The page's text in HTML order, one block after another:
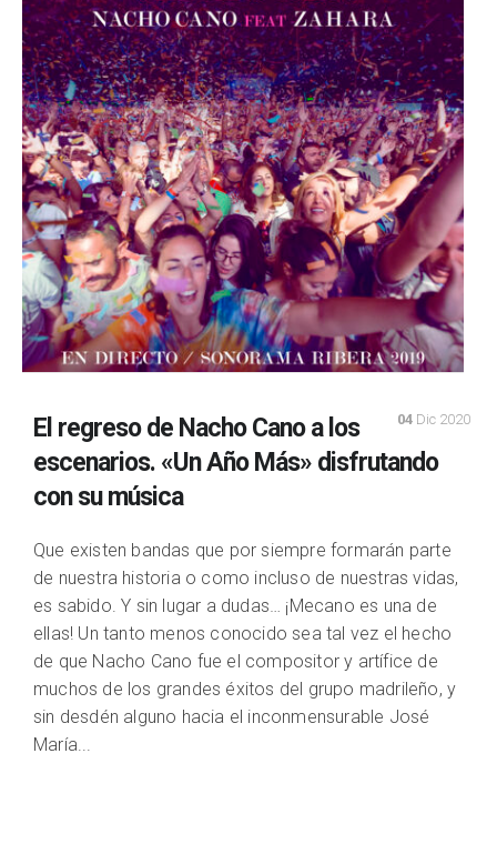
04 Dic 2020
El regreso de Nacho Cano a los
escenarios. «Un Año Más» disfrutando
con su música
Que existen bandas que por siempre formarán parte
de nuestra historia o como incluso de nuestras vidas,
es sabido. Y sin lugar a dudas… ¡Mecano es una de
ellas! Un tanto menos conocido sea tal vez el hecho
de que Nacho Cano fue el compositor y artífice de
muchos de los grandes éxitos del grupo madrileño, y
sin desdén alguno hacia el inconmensurable José
María...